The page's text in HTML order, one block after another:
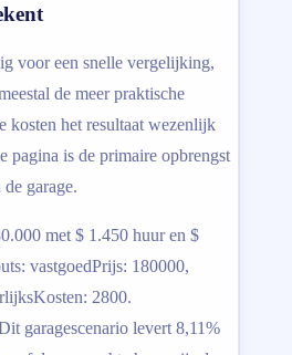
voor een snelle vergelijking,
de meer praktische
kosten het resultaat wezenlijk
pagina is de primaire opbrengst
garage.
met $ 1.450 huur en $
vastgoedPrijs: 180000,
2800.
garagescenario levert 8,11%